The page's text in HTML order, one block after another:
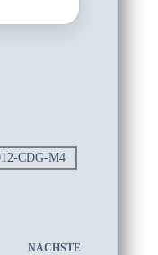
CDG-M4
NÄCHSTE